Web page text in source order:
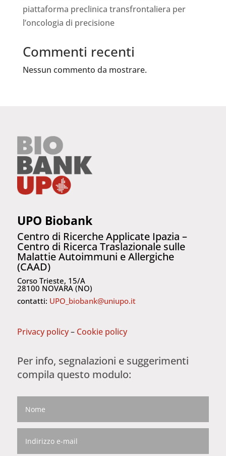
piattaforma preclinica transfrontaliera per
l’oncologia di precisione
Commenti recenti
Nessun commento da mostrare.
UPO Biobank
Centro di Ricerche Applicate Ipazia –
Centro di Ricerca Traslazionale sulle
Malattie Autoimmuni e Allergiche
(CAAD)
Corso Trieste, 15/A
28100 NOVARA (NO)
contatti: UPO_biobank@uniupo.it
Privacy policy– Cookie policy
Per info, segnalazioni e suggerimenti
compila questo modulo: